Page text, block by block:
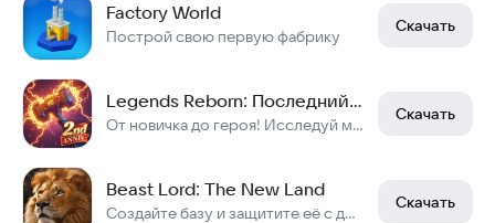
Factory World
Построй свою первую фабрику
Скачать
От новичка до героя! Исследуй мир, улучшай героев, побеждай боссов с союзниками!
Скачать
Beast Lord: The New Land
Создайте базу и защитите её с друзьями!
Скачать